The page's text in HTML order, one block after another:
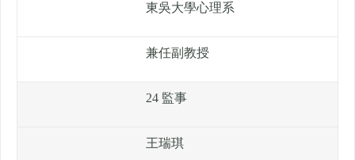
東吳大學心理系
兼任副教授
24 監事
王瑞琪